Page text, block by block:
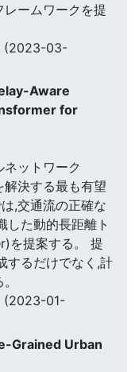
ームワークを提
(2023-03-
Aware
for
ットワーク
決する最も有望
,交通流の正確な
した動的長距離ト
を提案する。 提
するだけでなく,計
(2023-01-
Grained Urban